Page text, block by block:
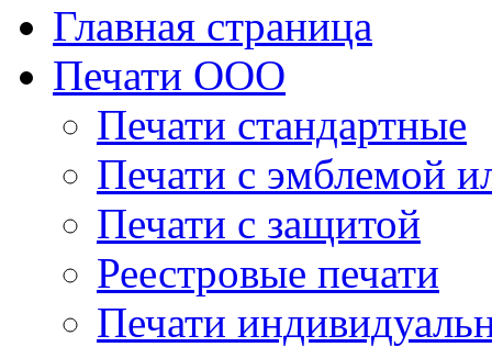
Главная страница
Печати ООО
Печати стандартные
Печати с эмблемой
Печати с защитой
Реестровые печати
Печати